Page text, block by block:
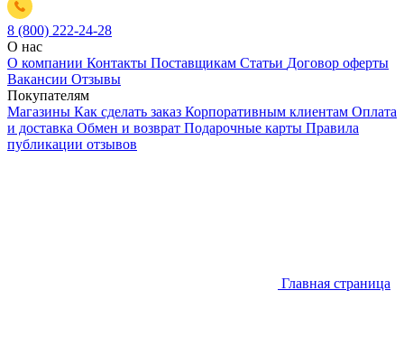
8 (800) 222-24-28
О нас
О компании Контакты Поставщикам Статьи Договор оферты
Вакансии Отзывы
Покупателям
Магазины Как сделать заказ Корпоративным клиентам Оплата
и доставка Обмен и возврат Подарочные карты Правила
публикации отзывов
Главная страница